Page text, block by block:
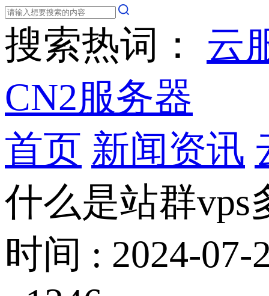
搜索热词： 云
CN2服务器
首页 新闻资讯
什么是站群vps
时间 : 2024-07-